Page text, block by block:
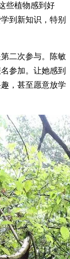
些植物感到好
到新知识，特别
二次参与。陈敏
参加。让她感到
，甚至愿意放学